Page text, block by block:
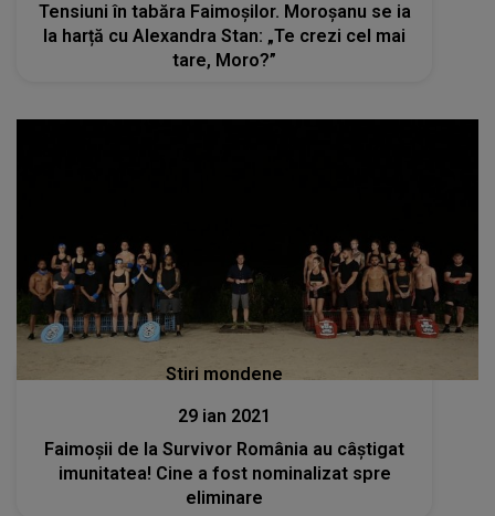
Tensiuni în tabăra Faimoșilor. Moroșanu se ia
la harță cu Alexandra Stan: „Te crezi cel mai
tare, Moro?”
Stiri mondene
29 ian 2021
Faimoşii de la Survivor România au câştigat
imunitatea! Cine a fost nominalizat spre
eliminare